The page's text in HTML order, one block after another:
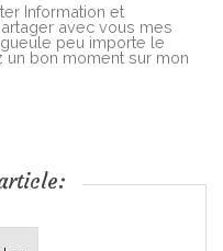
Information et
avec vous mes
peu importe le
bon moment sur mon